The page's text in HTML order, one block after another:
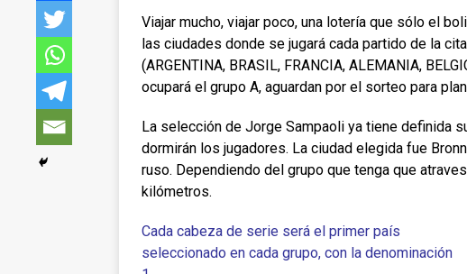
Viajar mucho, viajar poco, una lotería que sólo el
las ciudades donde se jugará cada partido de la
(ARGENTINA, BRASIL, FRANCIA, ALEMANIA,
ocupará el grupo A, aguardan por el sorteo para
La selección de Jorge Sampaoli ya tiene definida
dormirán los jugadores. La ciudad elegida fue
ruso. Dependiendo del grupo que tenga que
kilómetros.
Cada cabeza de serie será el primer país
seleccionado en cada grupo, con la denominación